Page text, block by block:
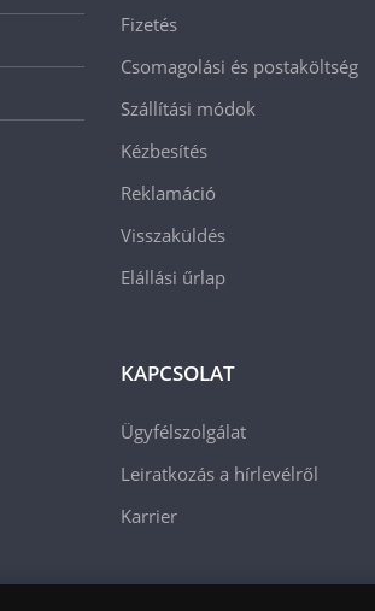
Fizetés
Csomagolási és postaköltség
Szállítási módok
Kézbesítés
Reklamáció
Visszaküldés
Elállási űrlap
KAPCSOLAT
Ügyfélszolgálat
Leiratkozás a hírlevélről
Karrier